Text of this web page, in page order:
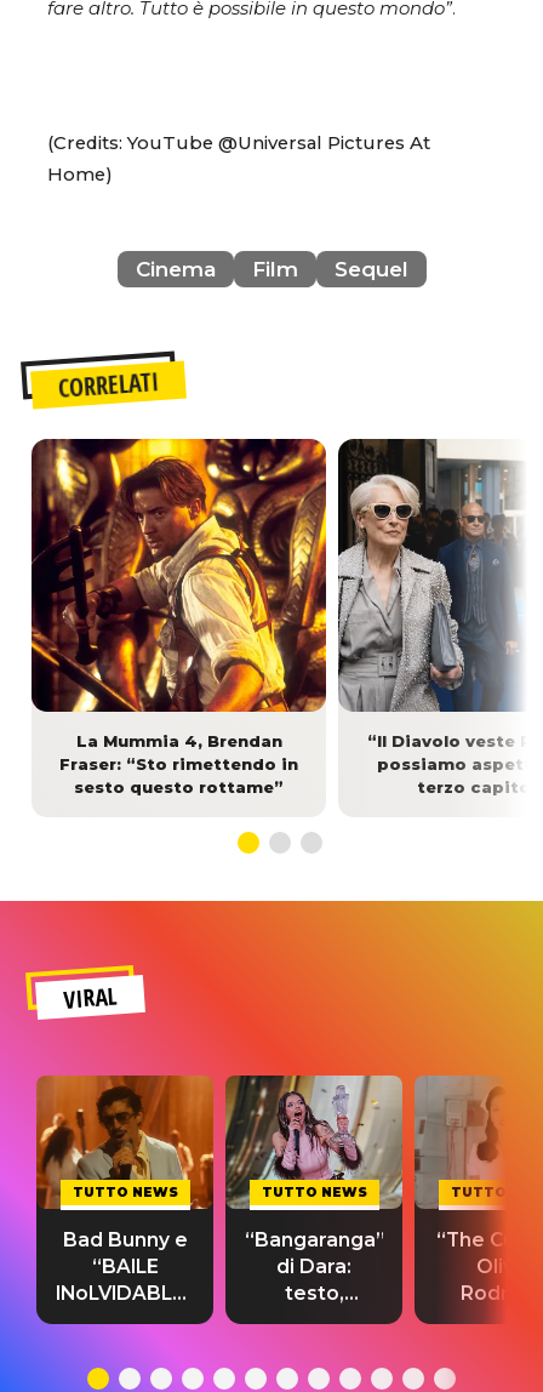
fare altro. Tutto è possibile in questo mondo”.
(Credits: YouTube @Universal Pictures At
Home)
Cinema Film Sequel
CORRELATI
La Mummia 4, Brendan
Fraser: “Sto rimettendo in
sesto questo rottame”
“Il Diavolo veste
possiamo
terzo
VIRAL
TUTTO NEWS
Bad Bunny e
“BAILE
INoLVIDABLE”:
testo,
significato
TUTTO NEWS
“Bangaranga”
di Dara:
testo,
traduzione e
del singolo
TUTTO
“The
Olivia
testo,